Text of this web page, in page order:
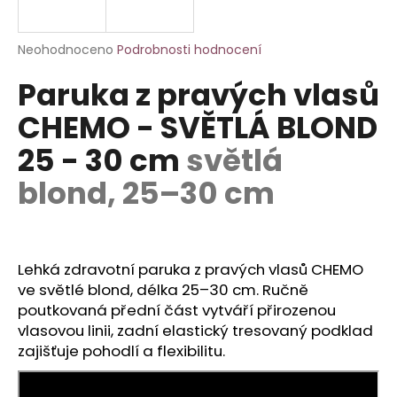
Průměrné
produktu
je
0,0
z
5
hvězdiček.
Neohodnoceno Podrobnosti hodnocení
Paruka z pravých vlasů
CHEMO - SVĚTLÁ BLOND
25 - 30 cm světlá
blond, 25–30 cm
Lehká zdravotní paruka z pravých vlasů CHEMO
ve světlé blond, délka 25–30 cm. Ručně
poutkovaná přední část vytváří přirozenou
vlasovou linii, zadní elastický tresovaný podklad
zajišťuje pohodlí a flexibilitu.
j
t
?
HLEDAT
D
o
p
o
r
u